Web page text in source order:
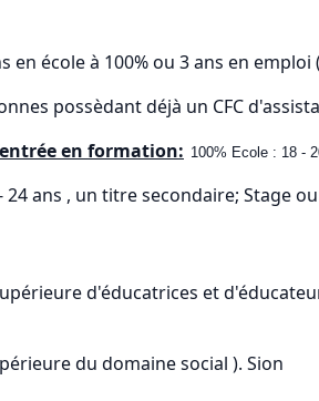
en école à 100% ou 3 ans en
possèdant déjà un CFC
en formation: 100% Ecole : 18 -
24 ans , un titre secondaire; Stage
d'éducatrices et
du domaine social ). Sion